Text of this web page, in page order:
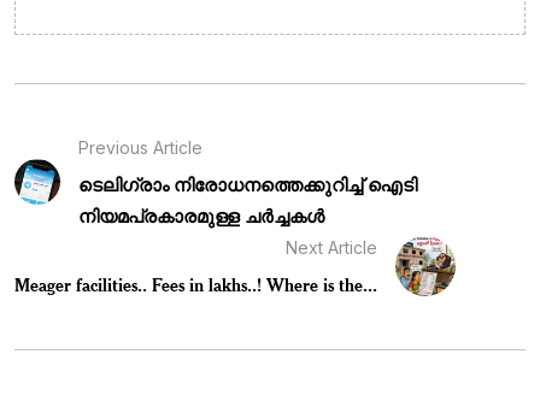
Previous Article
ടെലിഗ്രാം നിരോധനത്തെക്കുറിച്ച് ഐടി
നിയമപ്രകാരമുള്ള ചർച്ചകൾ
Next Article
Meager facilities.. Fees in lakhs..! Where is the...